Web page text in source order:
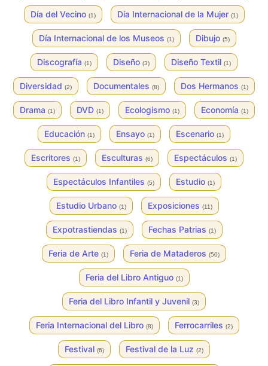
Día del Vecino (1) Día Internacional de la Mujer (1)
Día Internacional de los Museos (1) Dibujo (5)
Discografía (1) Diseño (3) Diseño Textil (1)
Diversidad (2) Documentales (8) Dos Hermanos (1)
Drama (1) DVD (1) Ecologismo (1) Economía (1)
Educación (1) Ensayo (1) Escenario (1)
Escritores (1) Esculturas (6) Espectáculos (1)
Espectáculos Infantiles (5) Estudio (1)
Estudio Urbano (1) Exposiciones (11)
Expotrastiendas (1) Fechas Patrias (1)
Feria de Arte (1) Feria de Mataderos (50)
Feria del Libro Antiguo (1)
Feria del Libro Infantil y Juvenil (3)
Feria Internacional del Libro (8) Ferrocarriles (2)
Festival (6) Festival de la Luz (2)